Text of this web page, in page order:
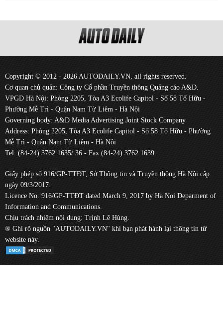
Copyright © 2012 - 2026 AUTODAILY.VN, all rights reserved.
Cơ quan chủ quản: Công ty Cổ phần Truyền thông Quảng cáo A&D.
VPGD Hà Nội: Phòng 2205, Tòa A3 Ecolife Capitol - Số 58 Tố Hữu -
Phường Mễ Trì - Quận Nam Từ Liêm - Hà Nội
Governing body: A&D Media Advertising Joint Stock Company
Address: Phòng 2205, Tòa A3 Ecolife Capitol - Số 58 Tố Hữu - Phường
Mễ Trì - Quận Nam Từ Liêm - Hà Nội
Tel: (84-24) 3762 1635/ 36 - Fax:(84-24) 3762 1639.
Giấy phép số 916/GP-TTĐT, Sở Thông tin và Truyền thông Hà Nội cấp
ngày 09/3/2017.
Licence No. 916/GP-TTĐT dated March 9, 2017 by Ha Noi Deparment of
Information and Communications.
Chịu trách nhiệm nội dung: Trịnh Lê Hùng.
® Ghi rõ nguồn "AUTODAILY.VN" khi bạn phát hành lại thông tin từ
website này.